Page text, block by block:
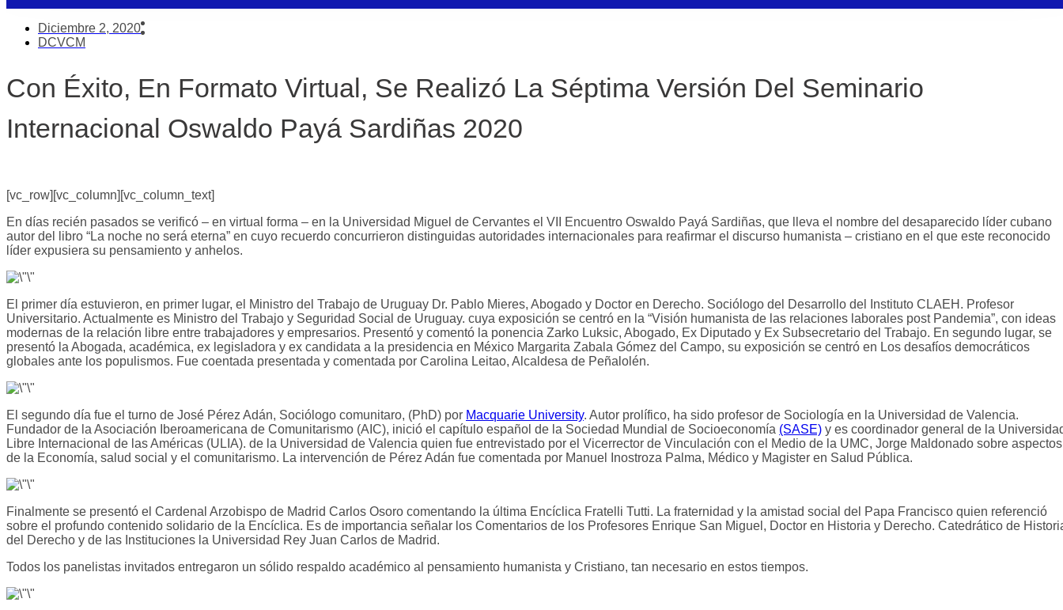
Diciembre 2, 2020
DCVCM
Con Éxito, En Formato Virtual, Se Realizó La Séptima Versión Del Seminario
Internacional Oswaldo Payá Sardiñas 2020
[vc_row][vc_column][vc_column_text]
En días recién pasados se verificó – en virtual forma – en la Universidad Miguel de Cervantes el VII Encuentro Oswaldo Payá Sardiñas, que lleva el nombre del desaparecido líder cubano
autor del libro “La noche no será eterna” en cuyo recuerdo concurrieron distinguidas autoridades internacionales para reafirmar el discurso humanista – cristiano en el que este reconocido
líder expusiera su pensamiento y anhelos.
El primer día estuvieron, en primer lugar, el Ministro del Trabajo de Uruguay Dr. Pablo Mieres, Abogado y Doctor en Derecho. Sociólogo del Desarrollo del Instituto CLAEH. Profesor
Universitario. Actualmente es Ministro del Trabajo y Seguridad Social de Uruguay. cuya exposición se centró en la “Visión humanista de las relaciones laborales post Pandemia”, con ideas
modernas de la relación libre entre trabajadores y empresarios. Presentó y comentó la ponencia Zarko Luksic, Abogado, Ex Diputado y Ex Subsecretario del Trabajo. En segundo lugar, se
presentó la Abogada, académica, ex legisladora y ex candidata a la presidencia en México Margarita Zabala Gómez del Campo, su exposición se centró en Los desafíos democráticos
globales ante los populismos. Fue coentada presentada y comentada por Carolina Leitao, Alcaldesa de Peñalolén.
El segundo día fue el turno de José Pérez Adán, Sociólogo comunitaro, (PhD) por Macquarie University. Autor prolífico, ha sido profesor de Sociología en la Universidad de Valencia.
Fundador de la Asociación Iberoamericana de Comunitarismo (AIC), inició el capítulo español de la Sociedad Mundial de Socioeconomía (SASE) y es coordinador general de la
Libre Internacional de las Américas (ULIA). de la Universidad de Valencia quien fue entrevistado por el Vicerrector de Vinculación con el Medio de la UMC, Jorge Maldonado sobre aspectos
de la Economía, salud social y el comunitarismo. La intervención de Pérez Adán fue comentada por Manuel Inostroza Palma, Médico y Magister en Salud Pública.
Finalmente se presentó el Cardenal Arzobispo de Madrid Carlos Osoro comentando la última Encíclica Fratelli Tutti. La fraternidad y la amistad social del Papa Francisco quien referenció
sobre el profundo contenido solidario de la Encíclica. Es de importancia señalar los Comentarios de los Profesores Enrique San Miguel, Doctor en Historia y Derecho. Catedrático de
del Derecho y de las Instituciones la Universidad Rey Juan Carlos de Madrid.
Todos los panelistas invitados entregaron un sólido respaldo académico al pensamiento humanista y Cristiano, tan necesario en estos tiempos.